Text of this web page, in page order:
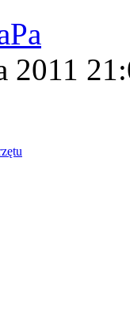
2011